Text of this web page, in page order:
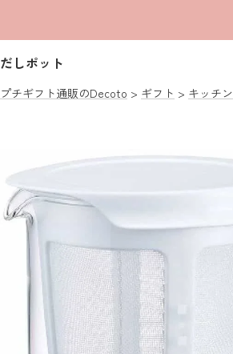
だしポット
プチギフト通販のDecoto ギフト キッチン